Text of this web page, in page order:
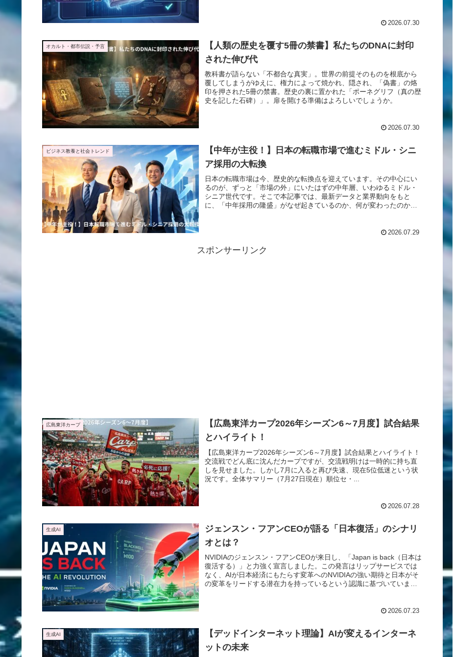
2026.07.30
オカルト・都市伝説・予言
【人類の歴史を覆す5冊の禁書】私たちのDNAに封印
された伸び代
教科書が語らない「不都合な真実」。世界の前提そのものを根底から
覆してしまうがゆえに、権力によって焼かれ、隠され、「偽書」の烙
印を押された5冊の禁書。歴史の裏に置かれた「ポーネグリフ（真の歴
史を記した石碑）」。扉を開ける準備はよろしいでしょうか。
2026.07.30
ビジネス教養と社会トレンド
【中年が主役！】日本の転職市場で進むミドル・シニ
ア採用の大転換
日本の転職市場は今、歴史的な転換点を迎えています。その中心にい
るのが、ずっと「市場の外」にいたはずの中年層、いわゆるミドル・
シニア世代です。そこで本記事では、最新データと業界動向をもと
に、「中年採用の隆盛」がなぜ起きているのか、何が変わったのか、
2026.07.29
スポンサーリンク
広島東洋カープ
【広島東洋カープ2026年シーズン6～7月度】試合結果
とハイライト！
【広島東洋カープ2026年シーズン6～7月度】試合結果とハイライト！
交流戦でどん底に沈んだカープですが、交流戦明けは一時的に持ち直
しを見せました。しかし7月に入ると再び失速、現在5位低迷という状
況です。全体サマリー（7月27日現在）順位セ・...
2026.07.28
生成AI
ジェンスン・フアンCEOが語る「日本復活」のシナリ
オとは？
NVIDIAのジェンスン・フアンCEOが来日し、「Japan is back（日本は
復活する）」と力強く宣言しました。この発言はリップサービスでは
なく、AIが日本経済にもたらす変革へのNVIDIAの強い期待と日本がそ
の変革をリードする潜在力を持っているという認識に基づいていま
2026.07.23
生成AI
【デッドインターネット理論】AIが変えるインターネ
ットの未来